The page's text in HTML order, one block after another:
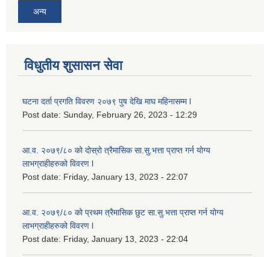
अन्य
विधुतीय शुसासन सेवा
घटना दर्ता प्रगति विवरण २०७९ पुष देखि माघ महिनासम्म l
Post date: Sunday, February 26, 2023 - 12:29
आ.व. २०७९/८० को दोस्रो त्रैमासिक सा.सु.भ‍त्ता प्राप्त गर्न योग्य
लाभग्राहीहरुको विवरण l
Post date: Friday, January 13, 2023 - 22:07
आ.व. २०७९/८० को प्रथम त्रैमासिक छुट सा.सु.भ‍त्ता प्राप्त गर्न योग्य
लाभग्राहीहरुको विवरण l
Post date: Friday, January 13, 2023 - 22:04